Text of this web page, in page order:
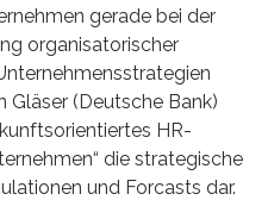
gerade bei der
organisatorischer
(Deutsche Bank)
HR-
die strategische
und Forcasts dar.